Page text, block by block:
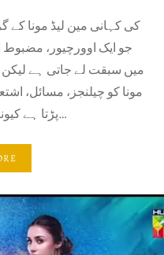
جو ایک اوورچیور،
میں سبقت لے جاتی ہے لیکن
مونا کو چیلنجز، مسائل،
پڑتا ہے کیونکہ وہ نہیں کرتی۔ ہمارے معاشرے…